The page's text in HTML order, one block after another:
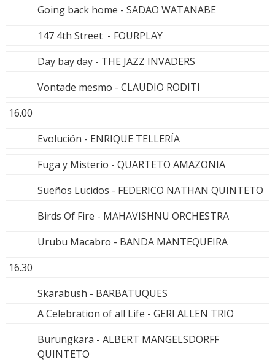
Going back home - SADAO WATANABE
147 4th Street - FOURPLAY
Day bay day - THE JAZZ INVADERS
Vontade mesmo - CLAUDIO RODITI
16.00
Evolución - ENRIQUE TELLERÍA
Fuga y Misterio - QUARTETO AMAZONIA
Sueños Lucidos - FEDERICO NATHAN QUINTETO
Birds Of Fire - MAHAVISHNU ORCHESTRA
Urubu Macabro - BANDA MANTEQUEIRA
16.30
Skarabush - BARBATUQUES
A Celebration of all Life - GERI ALLEN TRIO
Burungkara - ALBERT MANGELSDORFF
QUINTETO